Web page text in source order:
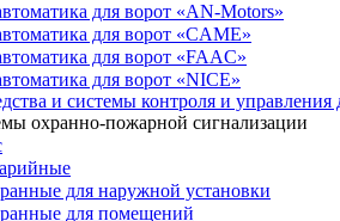
для ворот «AN-Motors»
для ворот «CAME»
для ворот «FAAC»
для ворот «NICE»
и системы контроля и управления
охранно-пожарной сигнализации
для наружной установки
для помещений